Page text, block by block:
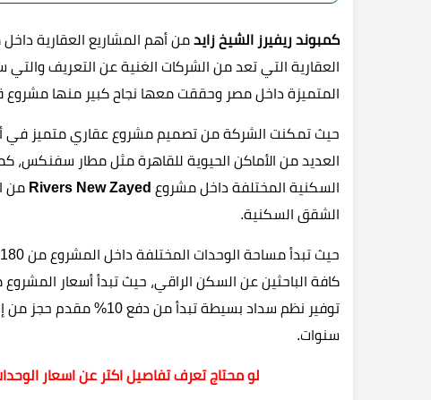
كمبوند ريفيرز الشيخ زايد من أهم المشاريع العقارية
العقارية التي تعد من الشركات الغنية عن التعريف
المتميزة داخل مصر وحققت معها نجاح كبير منها مشروع
حيث تمكنت الشركة من تصميم مشروع عقاري متميز في
العديد من الأماكن الحيوية للقاهرة مثل مطار سفنكس،
السكنية المختلفة داخل مشروع Rivers New Zayed من
الشقق السكنية.
سنوات.
لو محتاج تعرف تفاصيل اكتر عن اسعار